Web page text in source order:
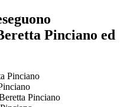
Pinciano ed
Pinciano
Pinciano